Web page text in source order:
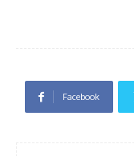
Facebook